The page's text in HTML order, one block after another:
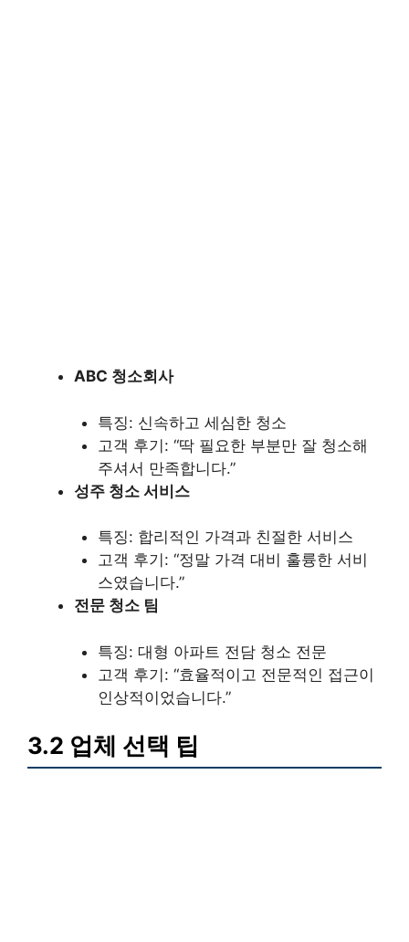
ABC 청소회사
특징: 신속하고 세심한 청소
고객 후기: “딱 필요한 부분만 잘 청소해
주셔서 만족합니다.”
성주 청소 서비스
특징: 합리적인 가격과 친절한 서비스
고객 후기: “정말 가격 대비 훌륭한 서비
스였습니다.”
전문 청소 팀
특징: 대형 아파트 전담 청소 전문
고객 후기: “효율적이고 전문적인 접근이
인상적이었습니다.”
3.2 업체 선택 팁